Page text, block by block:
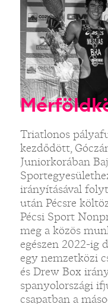
Triatlonos
kezdődött,
Juniorkorában
irányításával
után Pécsre
Pécsi Sport
meg a közös
egészen 2022-ig
egy nemzetközi
és Drew Box
spanyolországi
csapatban a